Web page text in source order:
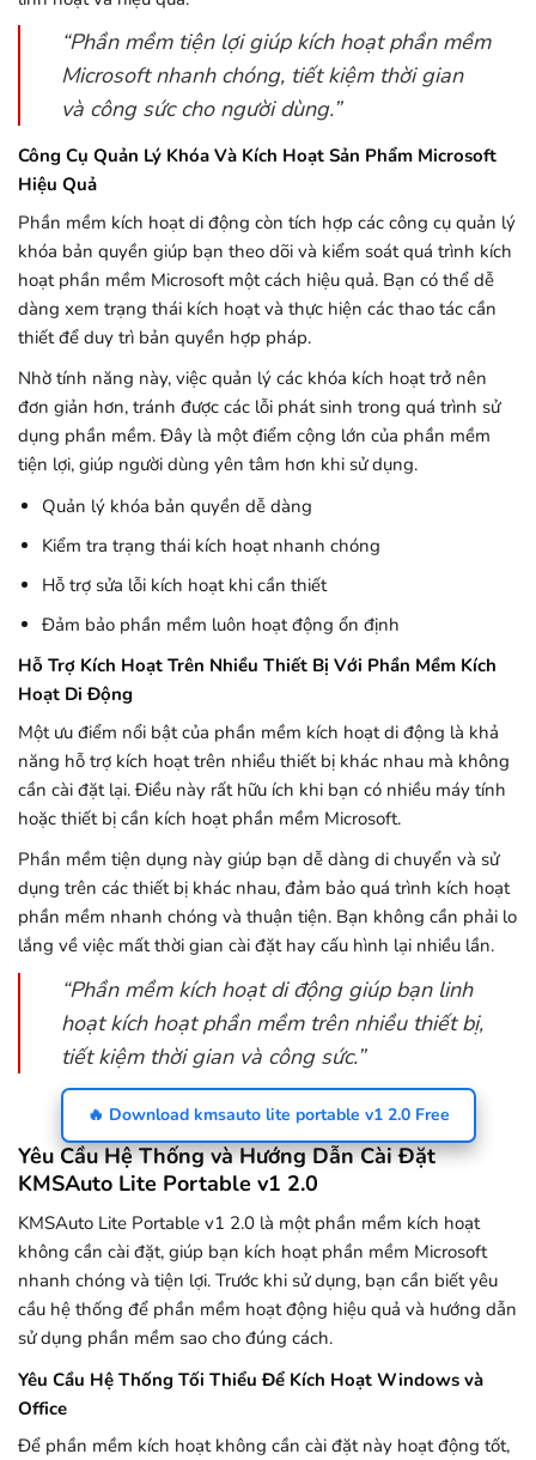
“Phần mềm tiện lợi giúp kích hoạt phần mềm
Microsoft nhanh chóng, tiết kiệm thời gian
và công sức cho người dùng.”
Công Cụ Quản Lý Khóa Và Kích Hoạt Sản Phẩm Microsoft
Hiệu Quả
Phần mềm kích hoạt di động còn tích hợp các công cụ quản lý
khóa bản quyền giúp bạn theo dõi và kiểm soát quá trình kích
hoạt phần mềm Microsoft một cách hiệu quả. Bạn có thể dễ
dàng xem trạng thái kích hoạt và thực hiện các thao tác cần
thiết để duy trì bản quyền hợp pháp.
Nhờ tính năng này, việc quản lý các khóa kích hoạt trở nên
đơn giản hơn, tránh được các lỗi phát sinh trong quá trình sử
dụng phần mềm. Đây là một điểm cộng lớn của phần mềm
tiện lợi, giúp người dùng yên tâm hơn khi sử dụng.
Quản lý khóa bản quyền dễ dàng
Kiểm tra trạng thái kích hoạt nhanh chóng
Hỗ trợ sửa lỗi kích hoạt khi cần thiết
Đảm bảo phần mềm luôn hoạt động ổn định
Hỗ Trợ Kích Hoạt Trên Nhiều Thiết Bị Với Phần Mềm Kích
Hoạt Di Động
Một ưu điểm nổi bật của phần mềm kích hoạt di động là khả
năng hỗ trợ kích hoạt trên nhiều thiết bị khác nhau mà không
cần cài đặt lại. Điều này rất hữu ích khi bạn có nhiều máy tính
hoặc thiết bị cần kích hoạt phần mềm Microsoft.
Phần mềm tiện dụng này giúp bạn dễ dàng di chuyển và sử
dụng trên các thiết bị khác nhau, đảm bảo quá trình kích hoạt
phần mềm nhanh chóng và thuận tiện. Bạn không cần phải lo
lắng về việc mất thời gian cài đặt hay cấu hình lại nhiều lần.
“Phần mềm kích hoạt di động giúp bạn linh
hoạt kích hoạt phần mềm trên nhiều thiết bị,
tiết kiệm thời gian và công sức.”
🔥 Download kmsauto lite portable v1 2.0 Free
Yêu Cầu Hệ Thống và Hướng Dẫn Cài Đặt
KMSAuto Lite Portable v1 2.0
KMSAuto Lite Portable v1 2.0 là một phần mềm kích hoạt
không cần cài đặt, giúp bạn kích hoạt phần mềm Microsoft
nhanh chóng và tiện lợi. Trước khi sử dụng, bạn cần biết yêu
cầu hệ thống để phần mềm hoạt động hiệu quả và hướng dẫn
sử dụng phần mềm sao cho đúng cách.
Yêu Cầu Hệ Thống Tối Thiểu Để Kích Hoạt Windows và
Office
Để phần mềm kích hoạt không cần cài đặt này hoạt động tốt,